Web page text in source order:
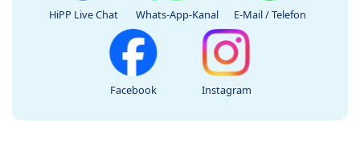
HiPP Live Chat Whats-App-Kanal E-Mail / Telefon
Facebook Instagram